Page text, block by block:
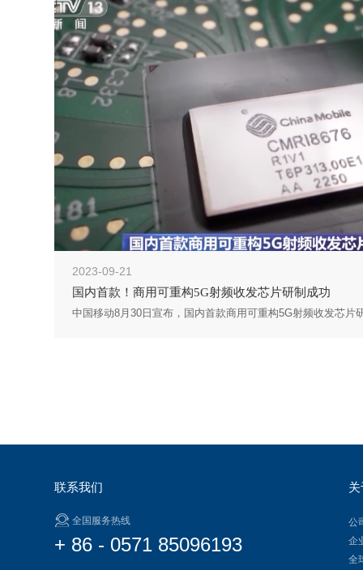
2023-09-21
国内首款！商用可重构5G射频收发芯片研制成功
联系我们
全国服务热线
+ 86 - 0571 85096193
公
企
全